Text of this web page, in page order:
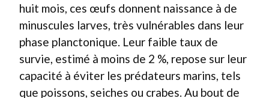
huit mois, ces œufs donnent naissance à de
minuscules larves, très vulnérables dans leur
phase planctonique. Leur faible taux de
survie, estimé à moins de 2 %, repose sur leur
capacité à éviter les prédateurs marins, tels
que poissons, seiches ou crabes. Au bout de